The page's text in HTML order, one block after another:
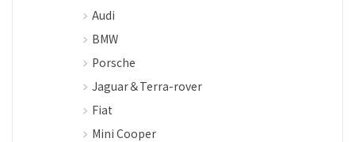
Audi
BMW
Porsche
Jaguar＆Terra-rover
Fiat
Mini Cooper